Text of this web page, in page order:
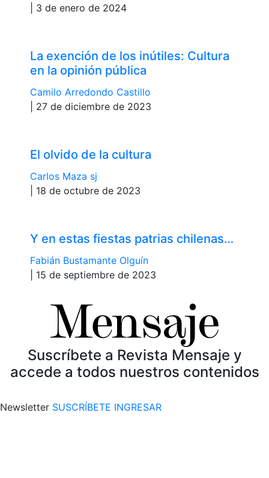
| 3 de enero de 2024
La exención de los inútiles: Cultura
en la opinión pública
Camilo Arredondo Castillo
| 27 de diciembre de 2023
El olvido de la cultura
Carlos Maza sj
| 18 de octubre de 2023
Y en estas fiestas patrias chilenas…
Fabián Bustamante Olguín
| 15 de septiembre de 2023
Suscríbete a Revista Mensaje y
accede a todos nuestros contenidos
Newsletter SUSCRÍBETE INGRESAR